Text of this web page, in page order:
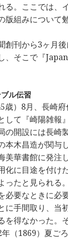
る。ここでは、
版組みについて
創刊から3ヶ月
、そこで『
ル伝習
歳）8月、長崎
して『崎陽雑報
の開設には長崎
本木昌造が関与
美華書館に発注
化に目途を付け
ったと見られる
必要なときに必
に手間取り、当
を得なかった。
（1869）夏ご